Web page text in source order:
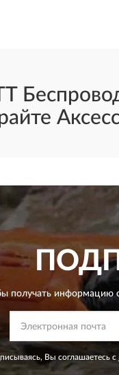
получать информацию
Вы соглашаетесь с